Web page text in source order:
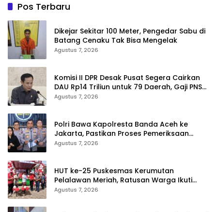
Pos Terbaru
Dikejar Sekitar 100 Meter, Pengedar Sabu di
Agustus 7, 2026
Komisi II DPR Desak Pusat Segera Cairkan
DAU Rp14 Triliun untuk 79 Daerah, Gaji PNS
Terancam Telat
Agustus 7, 2026
Polri Bawa Kapolresta Banda Aceh ke
Jakarta, Pastikan Proses Pemeriksaan
Profesional dan Transparan
Agustus 7, 2026
HUT ke-25 Puskesmas Kerumutan
Pelalawan Meriah, Ratusan Warga Ikuti
Jalan Santai dan Cek Kesehatan Gratis
Agustus 7, 2026